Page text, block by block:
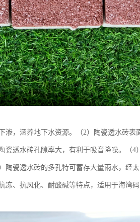
，涵养地下水资源。（2）陶瓷透水砖表
透水砖孔隙率大，有利于吸音降噪。（4
瓷透水砖的多孔特可蓄存大量雨水，经
、抗风化、耐酸碱等特点，适用于海湾